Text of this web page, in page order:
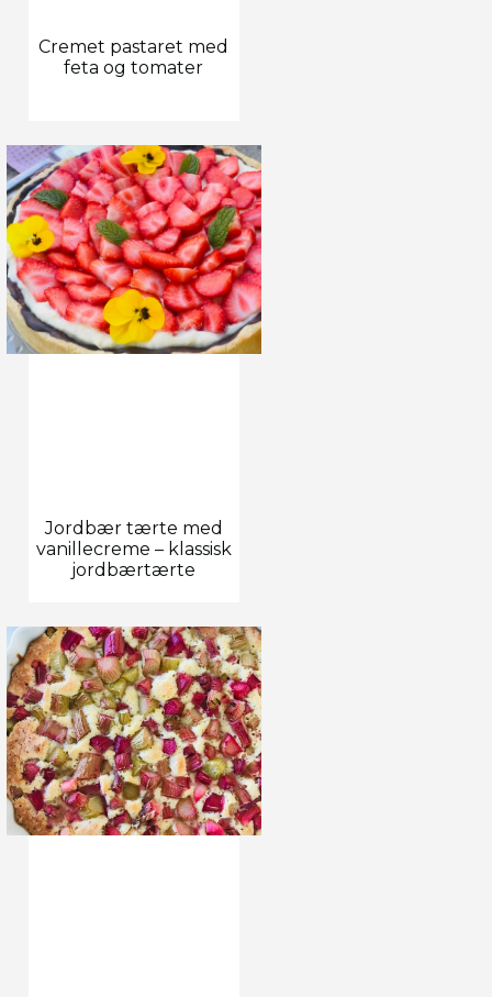
Cremet pastaret med
feta og tomater
Jordbær tærte med
vanillecreme – klassisk
jordbærtærte